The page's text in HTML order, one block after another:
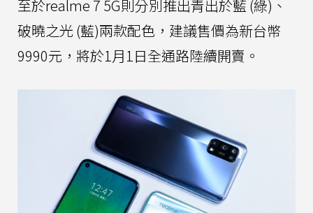
至於realme 7 5G則分別推出青出於藍 (綠)、
破曉之光 (藍)兩款配色，建議售價為新台幣
9990元，將於1月1日全通路陸續開賣。